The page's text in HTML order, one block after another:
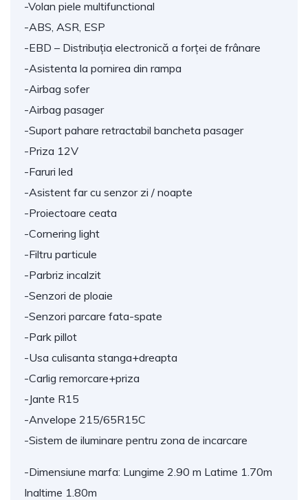
-Volan piele multifunctional
-ABS, ASR, ESP
-EBD – Distribuția electronică a forței de frânare
-Asistenta la pornirea din rampa
-Airbag sofer
-Airbag pasager
-Suport pahare retractabil bancheta pasager
-Priza 12V
-Faruri led
-Asistent far cu senzor zi / noapte
-Proiectoare ceata
-Cornering light
-Filtru particule
-Parbriz incalzit
-Senzori de ploaie
-Senzori parcare fata-spate
-Park pillot
-Usa culisanta stanga+dreapta
-Carlig remorcare+priza
-Jante R15
-Anvelope 215/65R15C
-Sistem de iluminare pentru zona de incarcare
-Dimensiune marfa: Lungime 2.90 m Latime 1.70m
Inaltime 1.80m